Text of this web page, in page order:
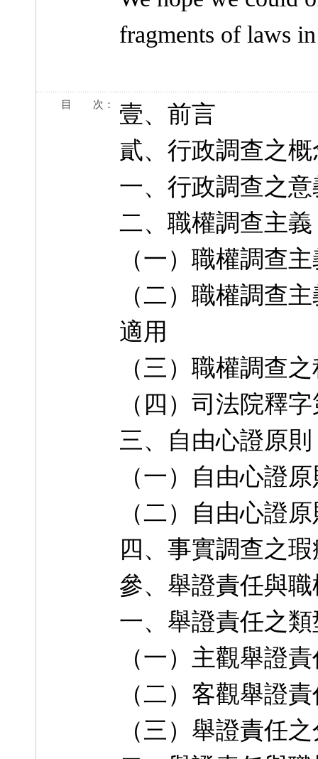
fragments of laws
目 次：
壹、前言
貳、行政調查之
一、行政調查之意
二、職權調查主義
（一）職權調查
（二）職權調查
適用
（三）職權調查
（四）司法院釋
三、自由心證原則
（一）自由心證
（二）自由心證
四、事實調查之
參、舉證責任與
一、舉證責任之
（一）主觀舉證
（二）客觀舉證
（三）舉證責任